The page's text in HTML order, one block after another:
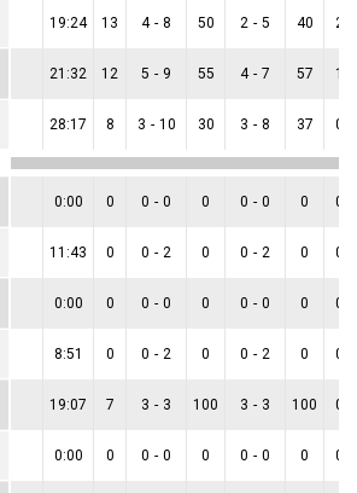
19:24 13 4 - 8 50 2 - 5 40 2
21:32 12 5 - 9 55 4 - 7 57 1
28:17 8 3 - 10 30 3 - 8 37 0
0:00 0 0 - 0 0 0 - 0 0 0
11:43 0 0 - 2 0 0 - 2 0 0
0:00 0 0 - 0 0 0 - 0 0 0
8:51 0 0 - 2 0 0 - 2 0 0
19:07 7 3 - 3 100 3 - 3 100 0
0:00 0 0 - 0 0 0 - 0 0 0